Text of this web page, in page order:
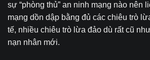
sự “phòng thủ” an ninh mạng nào nên
mạng dồn dập bằng đủ các chiêu trò
tế, nhiều chiêu trò lừa đảo dù rất cũ
nạn nhân mới.